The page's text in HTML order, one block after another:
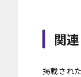
関
掲載され